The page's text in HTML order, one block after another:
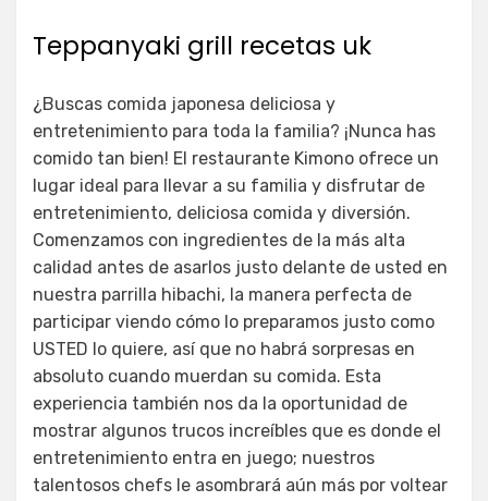
Teppanyaki grill recetas uk
¿Buscas comida japonesa deliciosa y
entretenimiento para toda la familia? ¡Nunca has
comido tan bien! El restaurante Kimono ofrece un
lugar ideal para llevar a su familia y disfrutar de
entretenimiento, deliciosa comida y diversión.
Comenzamos con ingredientes de la más alta
calidad antes de asarlos justo delante de usted en
nuestra parrilla hibachi, la manera perfecta de
participar viendo cómo lo preparamos justo como
USTED lo quiere, así que no habrá sorpresas en
absoluto cuando muerdan su comida. Esta
experiencia también nos da la oportunidad de
mostrar algunos trucos increíbles que es donde el
entretenimiento entra en juego; nuestros
talentosos chefs le asombrará aún más por voltear